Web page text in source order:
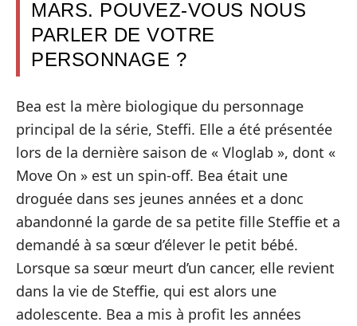
MARS. POUVEZ-VOUS NOUS
PARLER DE VOTRE
PERSONNAGE ?
Bea est la mère biologique du personnage
principal de la série, Steffi. Elle a été présentée
lors de la dernière saison de « Vloglab », dont «
Move On » est un spin-off. Bea était une
droguée dans ses jeunes années et a donc
abandonné la garde de sa petite fille Steffie et a
demandé à sa sœur d’élever le petit bébé.
Lorsque sa sœur meurt d’un cancer, elle revient
dans la vie de Steffie, qui est alors une
adolescente. Bea a mis à profit les années